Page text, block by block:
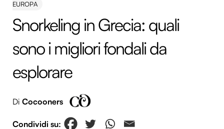
EUROPA
Snorkeling in Grecia: quali
sono i migliori fondali da
esplorare
Di Cocooners